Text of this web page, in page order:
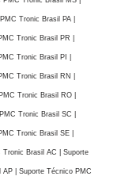
Tronic Brasil PA |
Tronic Brasil PR |
Tronic Brasil PI |
Tronic Brasil RN |
Tronic Brasil RO |
Tronic Brasil SC |
Tronic Brasil SE |
Brasil AC | Suporte
| Suporte Técnico PMC